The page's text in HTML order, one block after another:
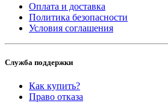
Оплата и доставка
Политика безопасности
Условия соглашения
Служба поддержки
Как купить?
Право отказа